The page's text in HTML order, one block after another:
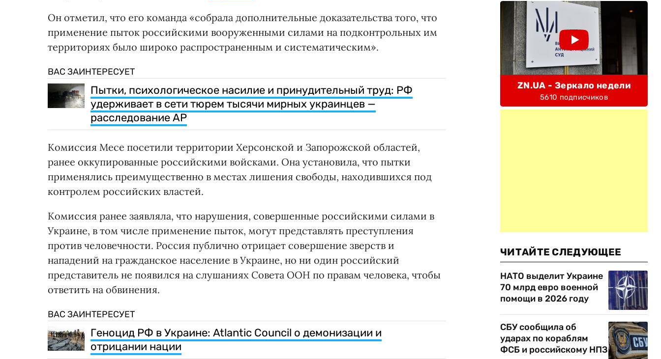
Он отметил, что его команда «собрала дополнительные доказательства того, что
применение пыток российскими вооруженными силами на подконтрольных им
территориях было широко распространенным и систематическим».
ВАС ЗАИНТЕРЕСУЕТ
Пытки, психологическое насилие и принудительный труд: РФ
удерживает в сети тюрем тысячи мирных украинцев —
расследование AP
Комиссия Месе посетили территории Херсонской и Запорожской областей,
ранее оккупированные российскими войсками. Она установила, что пытки
применялись преимущественно в местах лишения свободы, находившихся под
контролем российских властей.
Комиссия ранее заявляла, что нарушения, совершенные российскими силами в
Украине, в том числе применение пыток, могут представлять преступления
против человечности. Россия публично отрицает совершение зверств и
нападений на гражданское население в Украине, но ни один российский
представитель не появился на слушаниях Совета ООН по правам человека, чтобы
ответить на обвинения.
ВАС ЗАИНТЕРЕСУЕТ
Геноцид РФ в Украине: Atlantic Council о демонизации и
отрицании нации
ZN.UA - Зеркало недели
5610 подписчиков
ЧИТАЙТЕ СЛЕДУЮЩЕЕ
НАТО выделит Украине
70 млрд евро военной
помощи в 2026 году
СБУ сообщила об
ударах по кораблям
ФСБ и российскому НПЗ